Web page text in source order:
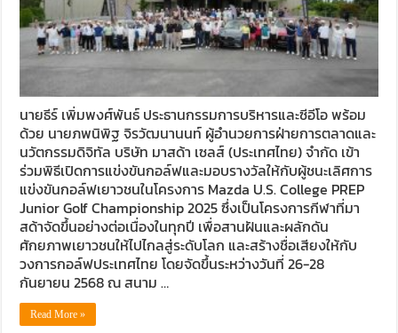
นายธีร์ เพิ่มพงศ์พันธ์ ประธานกรรมการบริหารและซีอีโอ พร้อม
ด้วย นายภพนิพิฐ จิรวัฒนานนท์ ผู้อำนวยการฝ่ายการตลาดและ
นวัตกรรมดิจิทัล บริษัท มาสด้า เซลส์ (ประเทศไทย) จำกัด เข้า
ร่วมพิธีเปิดการแข่งขันกอล์ฟและมอบรางวัลให้กับผู้ชนะเลิศการ
แข่งขันกอล์ฟเยาวชนในโครงการ Mazda U.S. College PREP
Junior Golf Championship 2025 ซึ่งเป็นโครงการกีฬาที่มา
สด้าจัดขึ้นอย่างต่อเนื่องในทุกปี เพื่อสานฝันและผลักดัน
ศักยภาพเยาวชนให้ไปไกลสู่ระดับโลก และสร้างชื่อเสียงให้กับ
วงการกอล์ฟประเทศไทย โดยจัดขึ้นระหว่างวันที่ 26-28
กันยายน 2568 ณ สนาม …
Read More »